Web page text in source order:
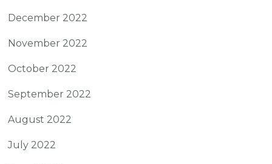
December 2022
November 2022
October 2022
September 2022
August 2022
July 2022